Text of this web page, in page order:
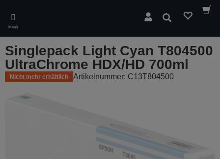
main
content
Menü
Suchen
Singlepack Light Cyan T804500
UltraChrome HDX/HD 700ml
Nicht mehr erhältlich Artikelnummer: C13T804500